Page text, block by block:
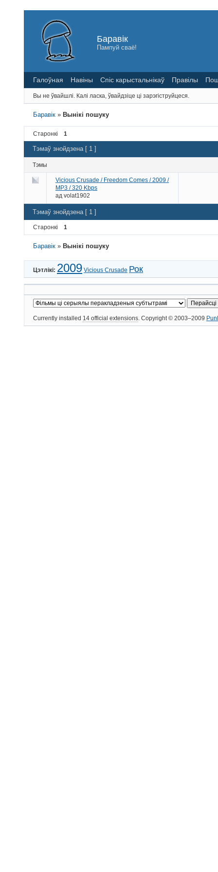
Баравік
Пампуй сваё!
Галоўная Навіны Спіс карыстальнікаў Правілы
Вы не ўвайшлі. Калі ласка, ўвайдзіце ці зарэгіструйцеся.
Баравік » Вынікі пошуку
Старонкі 1
Тэмаў знойдзена [ 1 ]
Тэмы
Vicious Crusade / Freedom Comes / 2009 /
MP3 / 320 Kbps
ад volat1902
Тэмаў знойдзена [ 1 ]
Старонкі 1
Баравік » Вынікі пошуку
Цэтлікі: 2009 Vicious Crusade Рок
Currently installed 14 official extensions. Copyright © 2003–2009